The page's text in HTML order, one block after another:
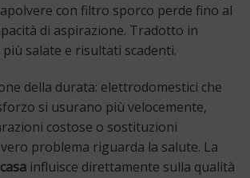
con filtro sporco perde fino al
di aspirazione. Tradotto in
salate e risultati scadenti.
della durata: elettrodomestici che
si usurano più velocemente,
costose o sostituzioni
problema riguarda la salute. La
influisce direttamente sulla qualità